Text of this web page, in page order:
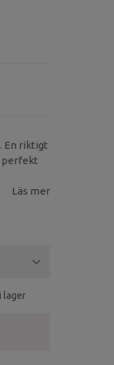
En riktigt
perfekt
Läs mer
lager